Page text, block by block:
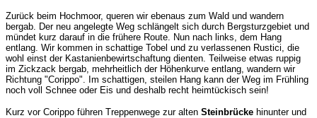
Zurück beim Hochmoor, queren wir ebenaus zum Wald und wandern
bergab. Der neu angelegte Weg schlängelt sich durch Bergsturzgebiet und
mündet kurz darauf in die frühere Route. Nun nach links, dem Hang
entlang. Wir kommen in schattige Tobel und zu verlassenen Rustici, die
wohl einst der Kastanienbewirtschaftung dienten. Teilweise etwas ruppig
im Zickzack bergab, mehrheitlich der Höhenkurve entlang, wandern wir
Richtung "Corippo". Im schattigen, steilen Hang kann der Weg im Frühling
noch voll Schnee oder Eis und deshalb recht heimtückisch sein!
Kurz vor Corippo führen Treppenwege zur alten Steinbrücke hinunter und